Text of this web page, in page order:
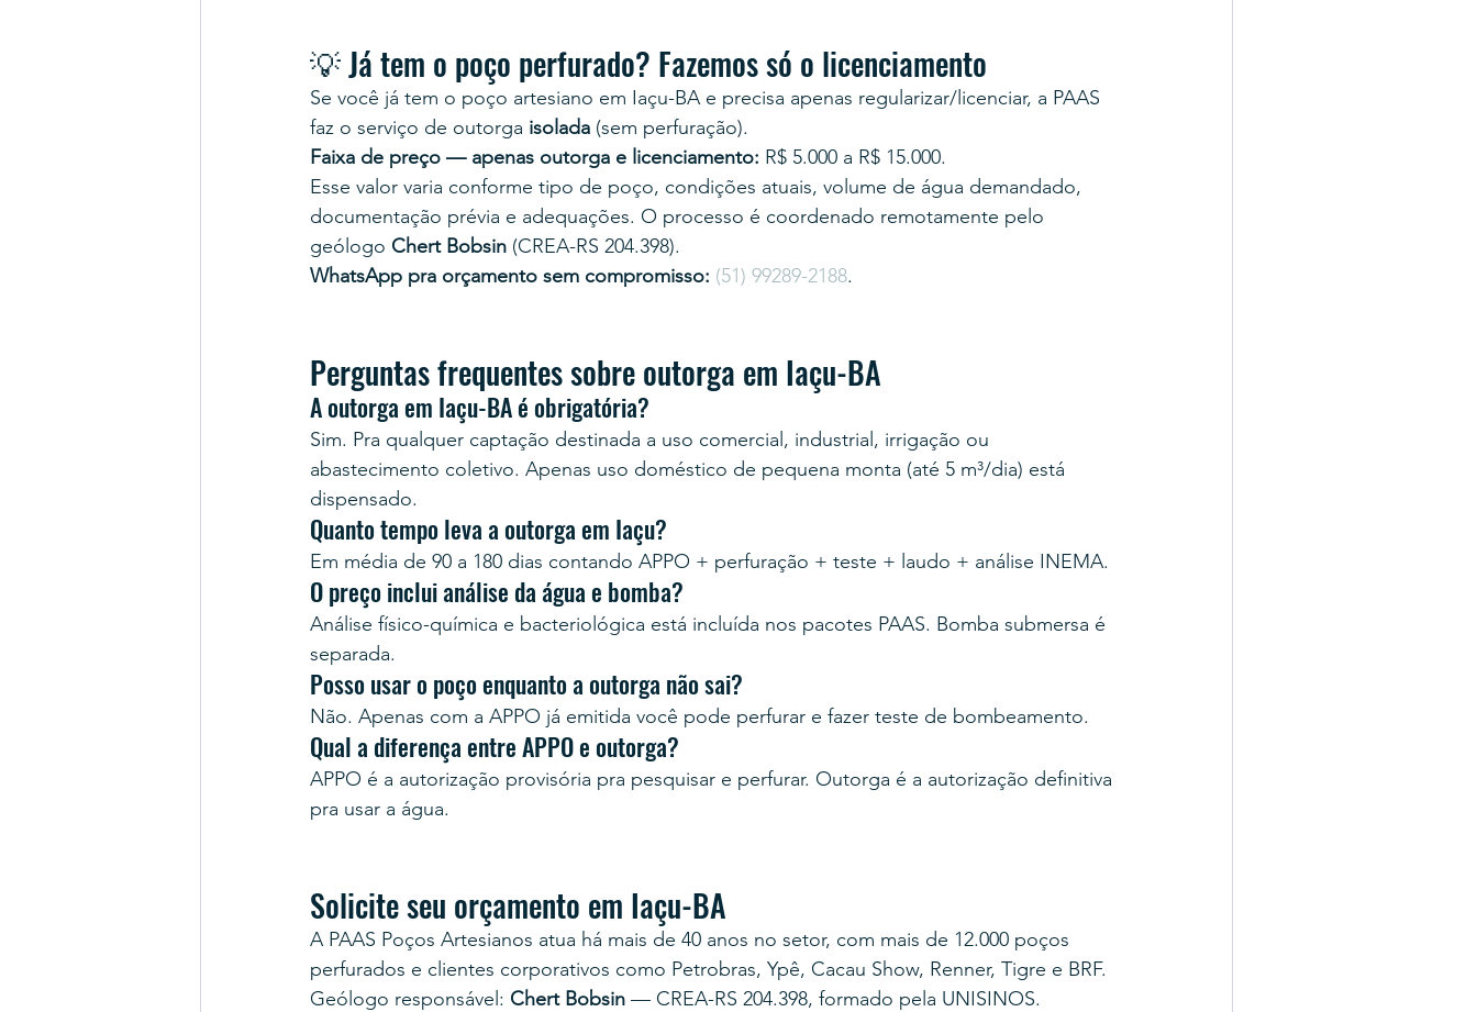
💡 Já tem o poço perfurado? Fazemos só o licenciamento
Se você já tem o poço artesiano em Iaçu-BA e precisa apenas regularizar/licenciar, a PAAS
faz o serviço de outorga isolada (sem perfuração).
Faixa de preço — apenas outorga e licenciamento: R$ 5.000 a R$ 15.000.
Esse valor varia conforme tipo de poço, condições atuais, volume de água demandado,
documentação prévia e adequações. O processo é coordenado remotamente pelo
geólogo Chert Bobsin (CREA-RS 204.398).
WhatsApp pra orçamento sem compromisso: (51) 99289-2188.
Perguntas frequentes sobre outorga em Iaçu-BA
A outorga em Iaçu-BA é obrigatória?
Sim. Pra qualquer captação destinada a uso comercial, industrial, irrigação ou
abastecimento coletivo. Apenas uso doméstico de pequena monta (até 5 m³/dia) está
dispensado.
Quanto tempo leva a outorga em Iaçu?
Em média de 90 a 180 dias contando APPO + perfuração + teste + laudo + análise INEMA.
O preço inclui análise da água e bomba?
Análise físico-química e bacteriológica está incluída nos pacotes PAAS. Bomba submersa é
separada.
Posso usar o poço enquanto a outorga não sai?
Não. Apenas com a APPO já emitida você pode perfurar e fazer teste de bombeamento.
Qual a diferença entre APPO e outorga?
APPO é a autorização provisória pra pesquisar e perfurar. Outorga é a autorização definitiva
pra usar a água.
Solicite seu orçamento em Iaçu-BA
A PAAS Poços Artesianos atua há mais de 40 anos no setor, com mais de 12.000 poços
perfurados e clientes corporativos como Petrobras, Ypê, Cacau Show, Renner, Tigre e BRF.
Geólogo responsável: Chert Bobsin — CREA-RS 204.398, formado pela UNISINOS.